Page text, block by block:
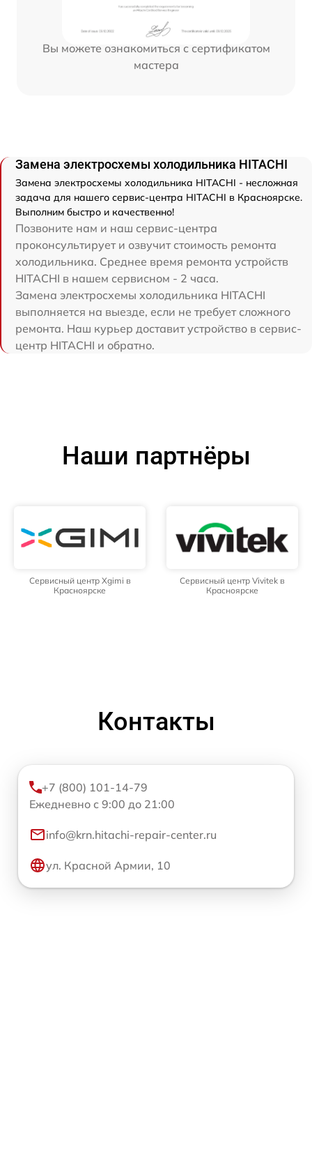
Вы можете ознакомиться с сертификатом
мастера
Замена электросхемы холодильника HITACHI
Замена электросхемы холодильника HITACHI - несложная
задача для нашего сервис-центра HITACHI в Красноярске.
Выполним быстро и качественно!
Позвоните нам и наш сервис-центра
проконсультирует и озвучит стоимость ремонта
холодильника. Среднее время ремонта устройств
HITACHI в нашем сервисном - 2 часа.
Замена электросхемы холодильника HITACHI
выполняется на выезде, если не требует сложного
ремонта. Наш курьер доставит устройство в сервис-
центр HITACHI и обратно.
Наши партнёры
Сервисный центр Xgimi в
Красноярске
Сервисный центр Vivitek в
Красноярске
Контакты
+7 (800) 101-14-79
Ежедневно с 9:00 до 21:00
info@krn.hitachi-repair-center.ru
ул. Красной Армии, 10